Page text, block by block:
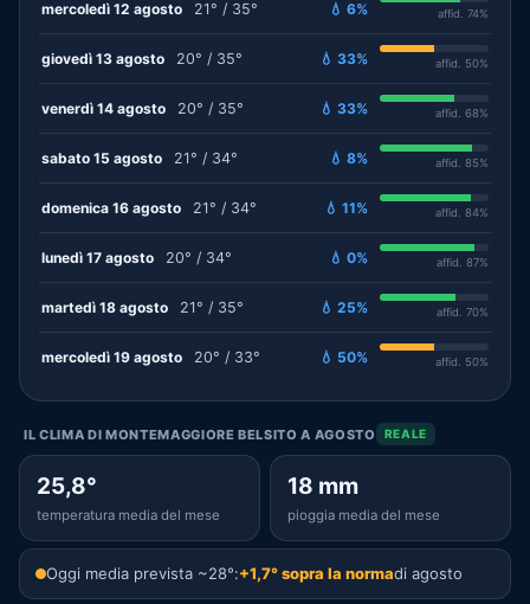
mercoledì 12 agosto 21° / 35° 💧 6% affid. 74%
giovedì 13 agosto 20° / 35° 💧 33% affid. 50%
venerdì 14 agosto 20° / 35° 💧 33% affid. 68%
sabato 15 agosto 21° / 34° 💧 8% affid. 85%
domenica 16 agosto 21° / 34° 💧 11% affid. 84%
lunedì 17 agosto 20° / 34° 💧 0% affid. 87%
martedì 18 agosto 21° / 35° 💧 25% affid. 70%
mercoledì 19 agosto 20° / 33° 💧 50% affid. 50%
IL CLIMA DI MONTEMAGGIORE BELSITO A AGOSTO REALE
25,8°
temperatura media del mese
18 mm
pioggia media del mese
Oggi media prevista ~28°:+1,7° sopra la normadi agosto